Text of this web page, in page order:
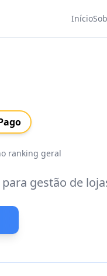
Início
ranking geral
gestão de